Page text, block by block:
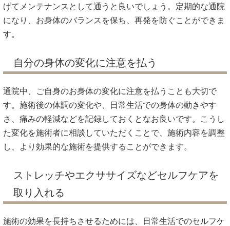
げてメンテナンスとして通うと良いでしょう。定期的な通院
になり、お身体のバランスを保ち、再発を防ぐことができま
す。
自分の身体の変化に注意を払う
通院中、ご自身のお身体の変化に注意を払うことも大切で
す。施術後の体調の変化や、日常生活での身体の動きやす
さ、痛みの軽減などを記録しておくとなお良いです。こうし
た変化を施術者に相談していただくことで、施術内容を調整
し、より効果的な施術を提供することができます。
ストレッチやエクササイズなどセルフケアを
取り入れる
施術の効果を長持ちさせるためには、日常生活でのセルフケ